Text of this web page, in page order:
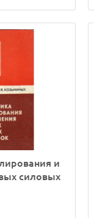
и
силовых